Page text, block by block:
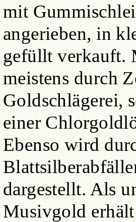
mit
angerieben, in
gefüllt verkauft.
meistens durch
Goldschlägerei,
einer
Ebenso wird
dargestellt. Als
Musivgold